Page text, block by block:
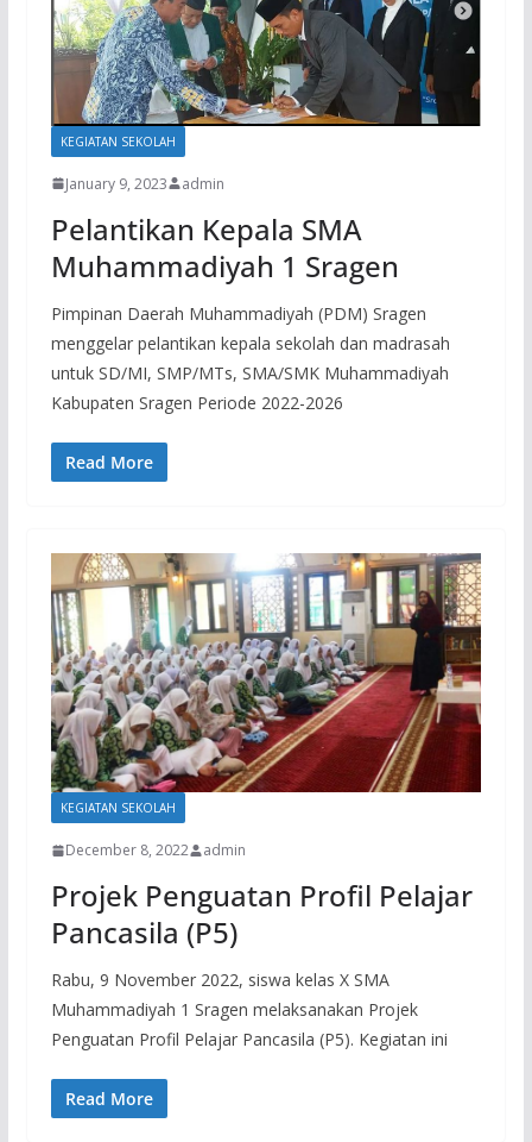
KEGIATAN SEKOLAH
January 9, 2023 admin
Pelantikan Kepala SMA
Muhammadiyah 1 Sragen
Pimpinan Daerah Muhammadiyah (PDM) Sragen
menggelar pelantikan kepala sekolah dan madrasah
untuk SD/MI, SMP/MTs, SMA/SMK Muhammadiyah
Kabupaten Sragen Periode 2022-2026
Read More
KEGIATAN SEKOLAH
December 8, 2022 admin
Projek Penguatan Profil Pelajar
Pancasila (P5)
Rabu, 9 November 2022, siswa kelas X SMA
Muhammadiyah 1 Sragen melaksanakan Projek
Penguatan Profil Pelajar Pancasila (P5). Kegiatan ini
Read More